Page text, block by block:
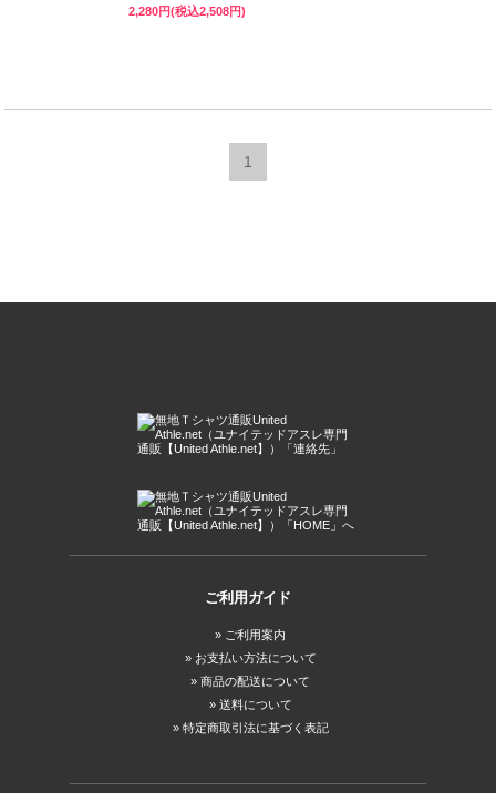
2,280円(税込2,508円)
1
ご利用ガイド
ご利用案内
お支払い方法について
商品の配送について
送料について
特定商取引法に基づく表記